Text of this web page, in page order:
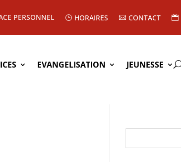
PERSONNEL HORAIRES CONTACT
EVANGELISATION JEUNESSE